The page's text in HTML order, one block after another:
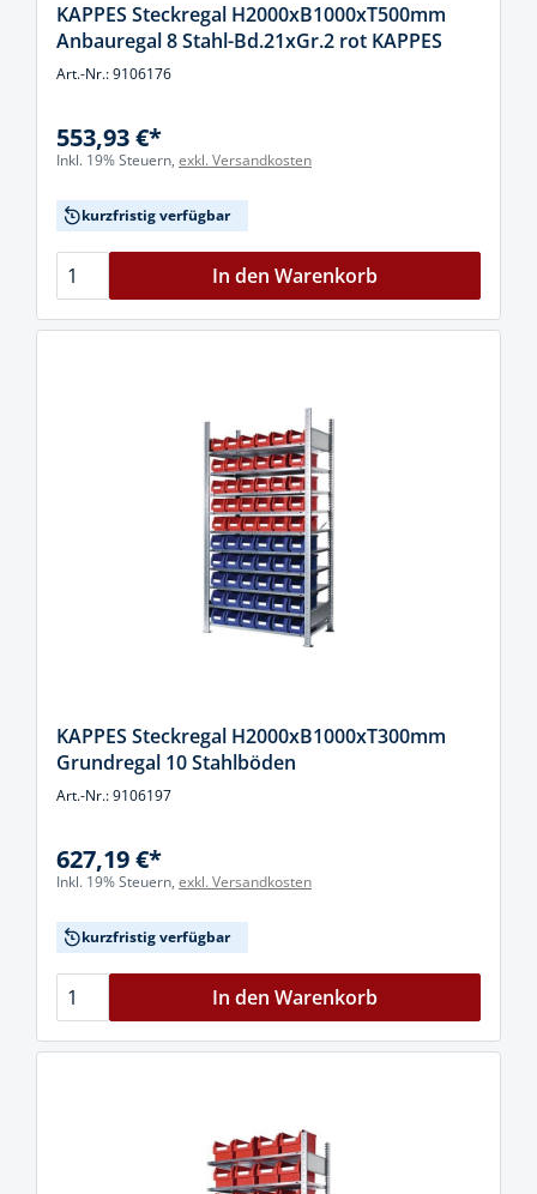
KAPPES Steckregal H2000xB1000xT500mm
Anbauregal 8 Stahl-Bd.21xGr.2 rot KAPPES
Art.-Nr.: 9106176
553,93 €*
Inkl. 19% Steuern, exkl. Versandkosten
kurzfristig verfügbar
In den Warenkorb
KAPPES Steckregal H2000xB1000xT300mm
Grundregal 10 Stahlböden
Art.-Nr.: 9106197
627,19 €*
Inkl. 19% Steuern, exkl. Versandkosten
kurzfristig verfügbar
In den Warenkorb